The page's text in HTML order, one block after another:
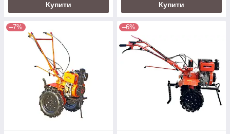
Купити Купити
–7% –6%